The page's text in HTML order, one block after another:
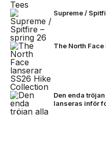
Supreme /
The North
Den enda
lanseras inför